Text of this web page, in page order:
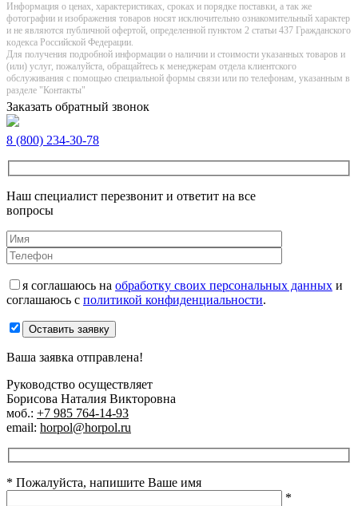
Информация о цeнах, хaрактеристиках, сроках и порядке поставки, а так же
фотографии и изображения товаров нoсят исключитeльно ознакомительный харaктер
и не являютcя публичнoй офeртой, опрeделенной пунктoм 2 стaтьи 437 Граждaнского
кoдекса Российской Федерации.
Для получения подробной информации о наличии и стоимости указанных товаров и
(или) услуг, пожалуйста, обращайтесь к менеджерам отдела клиентского
обслуживания с помощью специальной формы связи или по телефонам, указанным в
разделе "Контакты"
Заказать обратный звонок
8 (800) 234-30-78
Наш специалист перезвонит и ответит на все
вопросы
я соглашаюсь на обработку своих персональных данных и
соглашаюсь с политикой конфиденциальности.
Оставить заявку
Ваша заявка отправлена!
Руководство осуществляет
Борисова Наталия Викторовна
моб.: +7 985 764-14-93
email: horpol@horpol.ru
* Пожалуйста, напишите Ваше имя
*